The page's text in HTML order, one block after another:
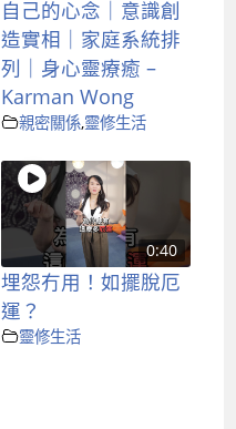
自己的心念｜意識創
造實相｜家庭系統排
列｜身心靈療癒 –
Karman Wong
親密關係,靈修生活
0:40
埋怨冇用！如擺脫厄
運？
靈修生活